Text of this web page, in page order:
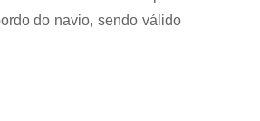
do navio, sendo válido